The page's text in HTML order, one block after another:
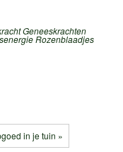
Geneeskrachten
Rozenblaadjes
in je tuin »